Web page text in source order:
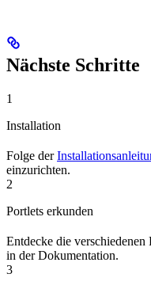
Nächste Schritte
1
Installation
Folge der
einzurichten.
2
Portlets erkunden
Entdecke die
in der Dokumentation.
3